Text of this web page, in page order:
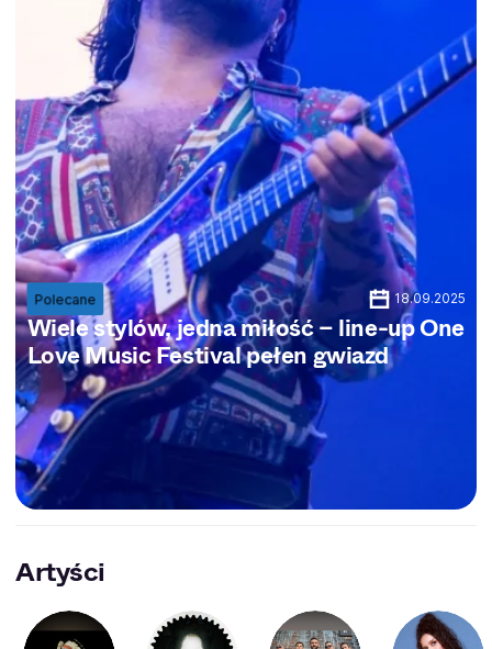
18.09.2025
Polecane
Wiele stylów, jedna miłość – line-up One
Love Music Festival pełen gwiazd
Artyści